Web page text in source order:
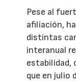
Pese al
afiliación,
distintas
interanual
estabilidad,
que en julio